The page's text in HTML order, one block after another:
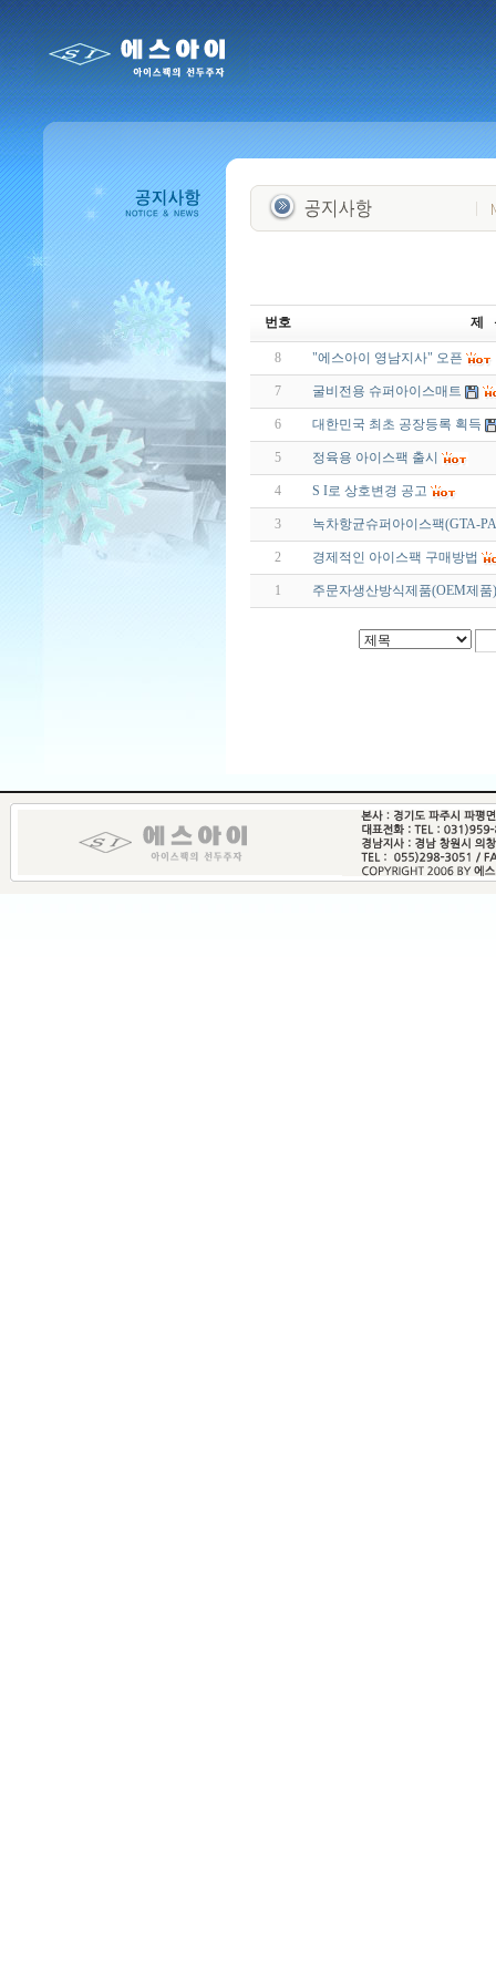
번호 제
8 "에스아이 영남지사" 오픈
7 굴비전용 슈퍼아이스매트
6 대한민국 최초 공장등록 획득
5 정육용 아이스팩 출시
4 S I로 상호변경 공고
3 녹차항균슈퍼아이스팩(GTA-
2 경제적인 아이스팩 구매방법
1 주문자생산방식제품(OEM제품)